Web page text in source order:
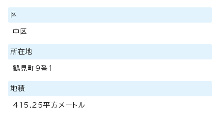
区
中区
所在地
鶴見町9番1
地積
415.25平方メートル